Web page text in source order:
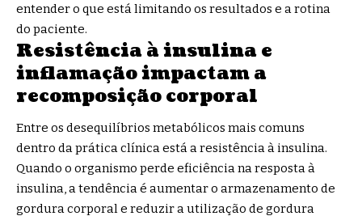
entender o que está limitando os resultados e a rotina
do paciente.
Resistência à insulina e
inflamação impactam a
recomposição corporal
Entre os desequilíbrios metabólicos mais comuns
dentro da prática clínica está a resistência à insulina.
Quando o organismo perde eficiência na resposta à
insulina, a tendência é aumentar o armazenamento de
gordura corporal e reduzir a utilização de gordura